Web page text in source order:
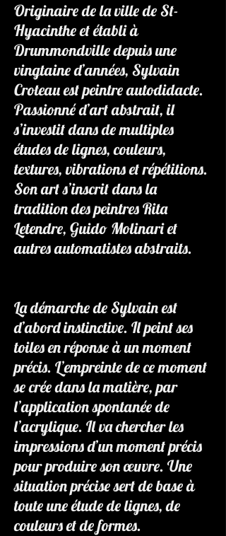
Originaire de la ville de St-
Hyacinthe et établi à
Drummondville depuis une
vingtaine d’années, Sylvain
Croteau est peintre autodidacte.
Passionné d’art abstrait, il
s’investit dans de multiples
études de lignes, couleurs,
textures, vibrations et répétitions.
Son art s’inscrit dans la
tradition des peintres Rita
Letendre, Guido Molinari et
autres automatistes abstraits.
La démarche de Sylvain est
d’abord instinctive. Il peint ses
toiles en réponse à un moment
précis. L’empreinte de ce moment
se crée dans la matière, par
l’application spontanée de
l’acrylique. Il va chercher les
impressions d’un moment précis
pour produire son œuvre. Une
situation précise sert de base à
toute une étude de lignes, de
couleurs et de formes.